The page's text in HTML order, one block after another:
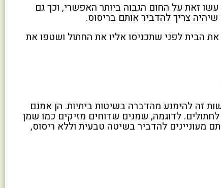
זאת על החום הגבוה ביותר האפשרי, וכך גם
צריך להדביר אותם בריסוס.
את הבית לפני שתכניסו אליו את החתול ושטפו את
זה להימנע מהדברה בשיטות ביתיות. הן אמנם
לדוגמה, שמנים שדוחים מזיקים כמו שמן
מעוניינים להדביר בשיטה טבעית וללא ריסוס,